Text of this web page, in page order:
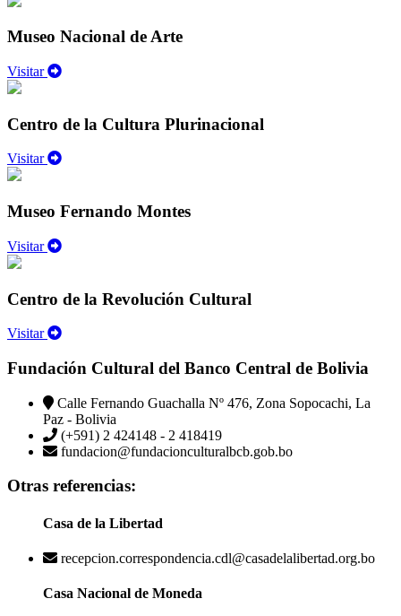
Museo Nacional de Arte
Visitar
Centro de la Cultura Plurinacional
Visitar
Museo Fernando Montes
Visitar
Centro de la Revolución Cultural
Visitar
Fundación Cultural del Banco Central de Bolivia
Calle Fernando Guachalla Nº 476, Zona Sopocachi, La
Paz - Bolivia
(+591) 2 424148 - 2 418419
fundacion@fundacionculturalbcb.gob.bo
Otras referencias:
Casa de la Libertad
recepcion.correspondencia.cdl@casadelalibertad.org.bo
Casa Nacional de Moneda